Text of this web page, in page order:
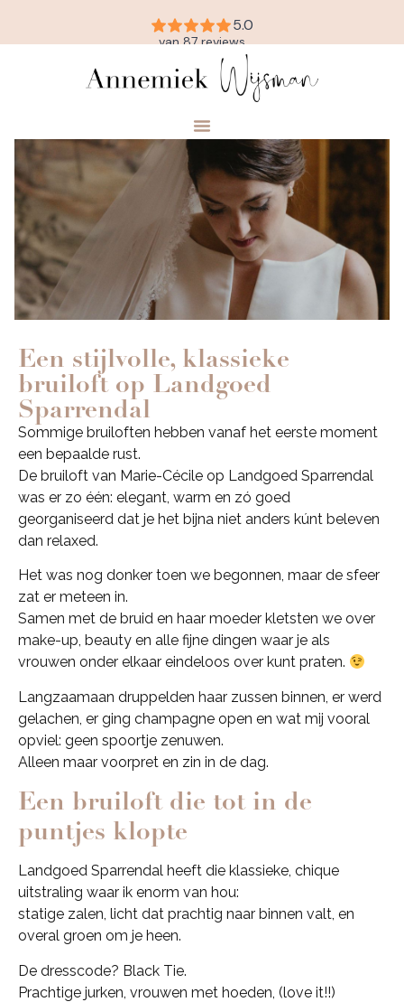
Een stijlvolle, klassieke
bruiloft op Landgoed
Sparrendal
Sommige bruiloften hebben vanaf het eerste moment
een bepaalde rust.
De bruiloft van Marie-Cécile op Landgoed Sparrendal
was er zo één: elegant, warm en zó goed
georganiseerd dat je het bijna niet anders kúnt beleven
dan relaxed.
Het was nog donker toen we begonnen, maar de sfeer
zat er meteen in.
Samen met de bruid en haar moeder kletsten we over
make-up, beauty en alle fijne dingen waar je als
vrouwen onder elkaar eindeloos over kunt praten.
Langzaamaan druppelden haar zussen binnen, er werd
gelachen, er ging champagne open en wat mij vooral
opviel: geen spoortje zenuwen.
Alleen maar voorpret en zin in de dag.
Een bruiloft die tot in de
puntjes klopte
Landgoed Sparrendal heeft die klassieke, chique
uitstraling waar ik enorm van hou:
statige zalen, licht dat prachtig naar binnen valt, en
overal groen om je heen.
De dresscode? Black Tie.
Prachtige jurken, vrouwen met hoeden, (love it!!)